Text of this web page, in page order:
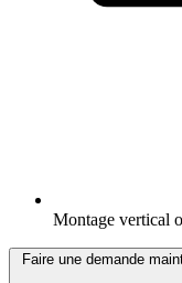
Montage vertical
Faire une demande